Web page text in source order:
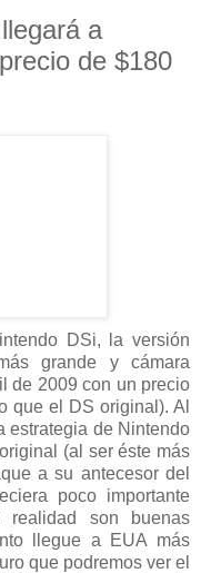
a
de $180
DSi, la versión
grande y cámara
de 2009 con un precio
que el DS original). Al
estrategia de Nintendo
(al ser éste más
a su antecesor del
poco importante
realidad son buenas
llegue a EUA más
que podremos ver el